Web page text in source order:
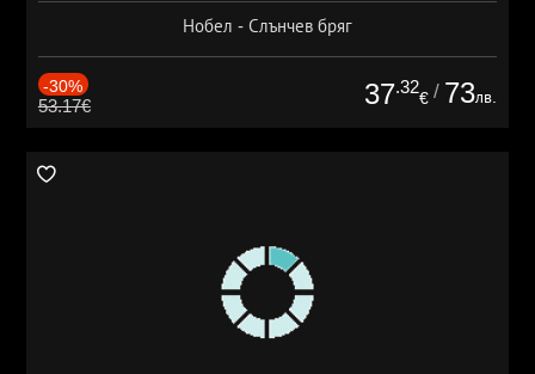
Нобел - Слънчев бряг
-30%
53.17€ 37.32
€ / 73лв.